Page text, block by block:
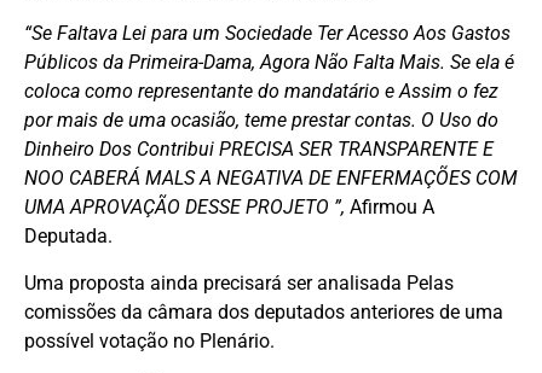
“Se Faltava Lei para um Sociedade Ter Acesso Aos Gastos
Públicos da Primeira-Dama, Agora Não Falta Mais. Se ela é
coloca como representante do mandatário e Assim o fez
por mais de uma ocasião, teme prestar contas. O Uso do
Dinheiro Dos Contribui PRECISA SER TRANSPARENTE E
NOO CABERÁ MALS A NEGATIVA DE ENFERMAÇÕES COM
UMA APROVAÇÃO DESSE PROJETO ”, Afirmou A
Deputada.
Uma proposta ainda precisará ser analisada Pelas
comissões da câmara dos deputados anteriores de uma
possível votação no Plenário.